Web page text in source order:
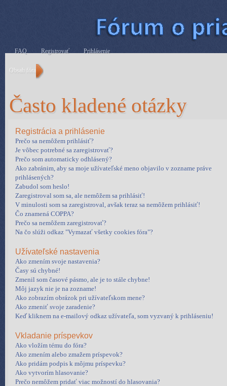
FAQ Registrovať Prihlásenie
Obsah fóra
Často kladené otázky
Registrácia a prihlásenie
Prečo sa nemôžem prihlásiť?
Je vôbec potrebné sa zaregistrovať?
Prečo som automaticky odhlásený?
Ako zabránim, aby sa moje užívateľské meno objavilo v zozname práve
prihlásených?
Zabudol som heslo!
Zaregistroval som sa, ale nemôžem sa prihlásiť!
V minulosti som sa zaregistroval, avšak teraz sa nemôžem prihlásiť!
Čo znamená COPPA?
Prečo sa nemôžem zaregistrovať?
Na čo slúži odkaz "Vymazať všetky cookies fóra"?
Užívateľské nastavenia
Ako zmením svoje nastavenia?
Časy sú chybné!
Zmenil som časové pásmo, ale je to stále chybne!
Môj jazyk nie je na zozname!
Ako zobrazím obrázok pri užívateľskom mene?
Ako zmeniť svoje zaradenie?
Keď kliknem na e-mailový odkaz užívateľa, som vyzvaný k prihláseniu!
Vkladanie príspevkov
Ako vložím tému do fóra?
Ako zmením alebo zmažem príspevok?
Ako pridám podpis k môjmu príspevku?
Ako vytvorím hlasovanie?
Prečo nemôžem pridať viac možností do hlasovania?